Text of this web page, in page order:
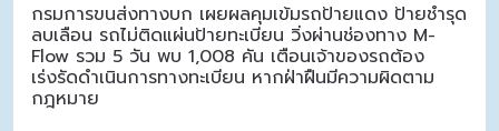
กรมการขนส่งทางบก เผยผลคุมเข้มรถป้ายแดง ป้ายชำรุด
ลบเลือน รถไม่ติดแผ่นป้ายทะเบียน วิ่งผ่านช่องทาง M-
Flow รวม 5 วัน พบ 1,008 คัน เตือนเจ้าของรถต้อง
เร่งรัดดำเนินการทางทะเบียน หากฝ่าฝืนมีความผิดตาม
กฎหมาย